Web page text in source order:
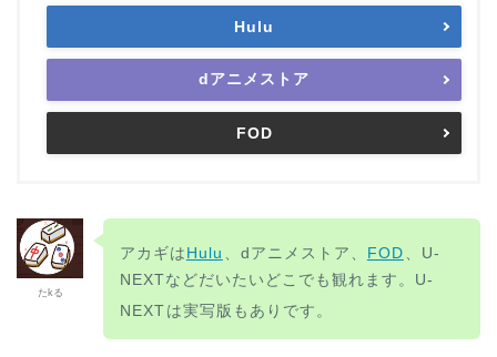
Hulu
dアニメストア
FOD
たkる
アカギはHulu 、dアニメストア、 FOD
、U-
NEXTなどだいたいどこでも観れます。U-
NEXTは実写版もありです。